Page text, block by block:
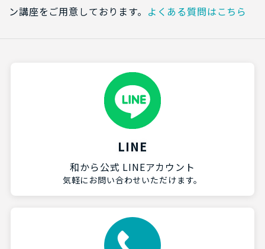
ン講座をご用意しております。 よくある質問はこちら
LINE
和から公式 LINEアカウント
気軽にお問い合わせいただけます。